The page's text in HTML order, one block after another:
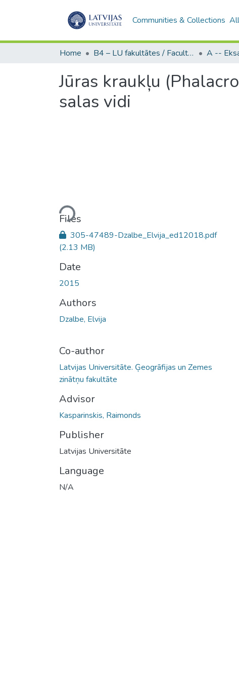
Communities & Collections
Home B4 – LU fakultātes / Faculties of the UL
Jūras kraukļu
salas vidi
Loading...
Files
305-47489-Dzalbe_Elvija_ed12018.pdf
(2.13 MB)
Date
2015
Authors
Dzalbe, Elvija
Co-author
Latvijas Universitāte. Ģeogrāfijas un Zemes
zinātņu fakultāte
Advisor
Kasparinskis, Raimonds
Publisher
Latvijas Universitāte
Language
N/A